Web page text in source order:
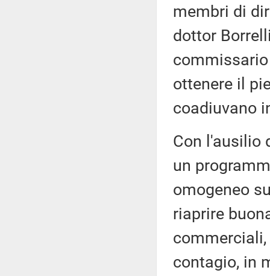
membri di
dottor
ottenere il
coadiuvano
Con l'ausilio
un
omogeneo
riaprire
contagio, in